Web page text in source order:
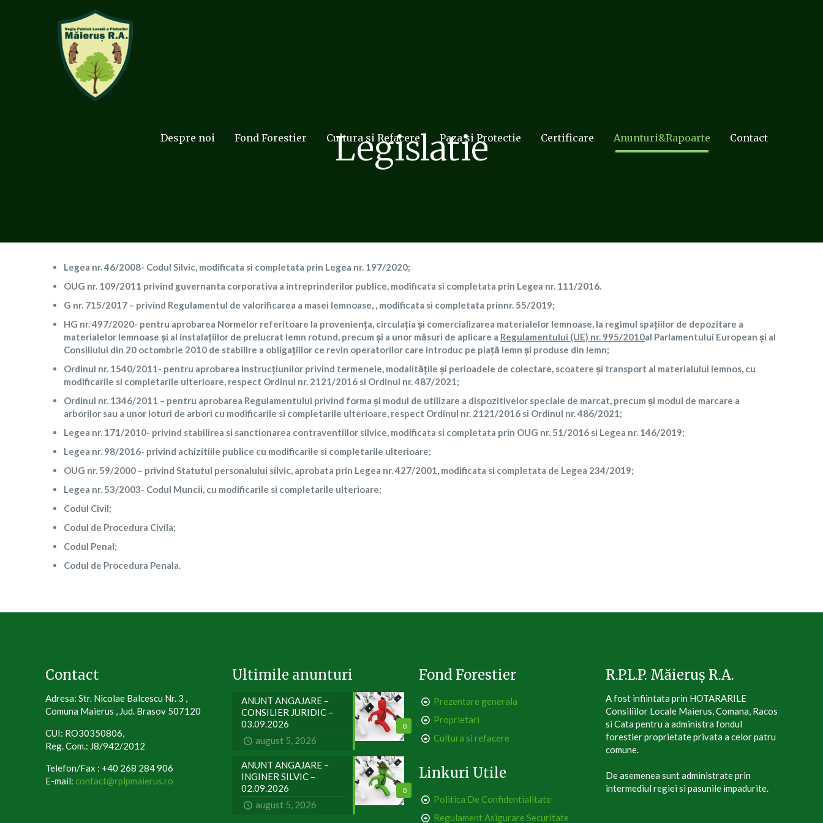
Despre noi Fond Forestier Cultura si Refacere Paza si Protectie Certificare Anunturi&Rapoarte Contact
Legislatie
Legea nr. 46/2008- Codul Silvic, modificata si completata prin Legea nr. 197/2020;
OUG nr. 109/2011 privind guvernanta corporativa a intreprinderilor publice, modificata si completata prin Legea nr. 111/2016.
G nr. 715/2017 – privind Regulamentul de valorificarea a masei lemnoase, , modificata si completata prinnr. 55/2019;
HG nr. 497/2020- pentru aprobarea Normelor referitoare la provenienţa, circulaţia şi comercializarea materialelor lemnoase, la regimul spaţiilor de depozitare a
materialelor lemnoase şi al instalaţiilor de prelucrat lemn rotund, precum şi a unor măsuri de aplicare a Regulamentului (UE) nr. 995/2010al Parlamentului European şi al
Consiliului din 20 octombrie 2010 de stabilire a obligaţiilor ce revin operatorilor care introduc pe piaţă lemn şi produse din lemn;
Ordinul nr. 1540/2011- pentru aprobarea Instrucţiunilor privind termenele, modalităţile şi perioadele de colectare, scoatere şi transport al materialului lemnos, cu
modificarile si completarile ulterioare, respect Ordinul nr. 2121/2016 si Ordinul nr. 487/2021;
Ordinul nr. 1346/2011 – pentru aprobarea Regulamentului privind forma şi modul de utilizare a dispozitivelor speciale de marcat, precum şi modul de marcare a
arborilor sau a unor loturi de arbori cu modificarile si completarile ulterioare, respect Ordinul nr. 2121/2016 si Ordinul nr. 486/2021;
Legea nr. 171/2010- privind stabilirea si sanctionarea contraventiilor silvice, modificata si completata prin OUG nr. 51/2016 si Legea nr. 146/2019;
Legea nr. 98/2016- privind achizitiile publice cu modificarile si completarile ulterioare;
OUG nr. 59/2000 – privind Statutul personalului silvic, aprobata prin Legea nr. 427/2001, modificata si completata de Legea 234/2019;
Legea nr. 53/2003- Codul Muncii, cu modificarile si completarile ulterioare;
Codul Civil;
Codul de Procedura Civila;
Codul Penal;
Codul de Procedura Penala.
Contact
Adresa: Str. Nicolae Balcescu Nr. 3 ,
Comuna Maierus , Jud. Brasov 507120
CUI: RO30350806,
Reg. Com.: J8/942/2012
Telefon/Fax : +40 268 284 906
E-mail: contact@rplpmaierus.ro
Ultimile anunturi
0
ANUNT ANGAJARE –
CONSILIER JURIDIC –
03.09.2026
august 5, 2026
0
ANUNT ANGAJARE –
INGINER SILVIC –
02.09.2026
august 5, 2026
Fond Forestier
Prezentare generala
Proprietari
Cultura si refacere
Linkuri Utile
Politica De Confidentialitate
Regulament Asigurare Securitate
R.P.L.P. Măieruș R.A.
A fost infiintata prin HOTARARILE
Consiliilor Locale Maierus, Comana, Racos
si Cata pentru a administra fondul
forestier proprietate privata a celor patru
comune.
De asemenea sunt administrate prin
intermediul regiei si pasunile impadurite.